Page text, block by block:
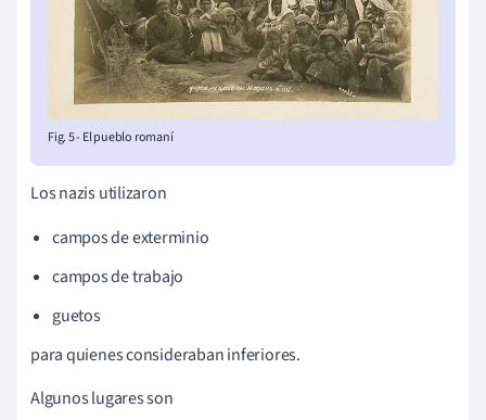
Fig. 5 - El pueblo romaní
Los nazis utilizaron
campos de exterminio
campos de trabajo
guetos
para quienes consideraban inferiores.
Algunos lugares son